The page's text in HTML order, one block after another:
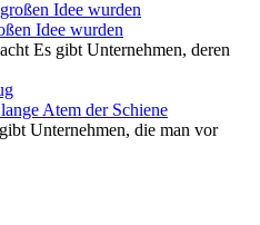
Idee wurden
Es gibt Unternehmen, deren
Atem der Schiene
Unternehmen, die man vor